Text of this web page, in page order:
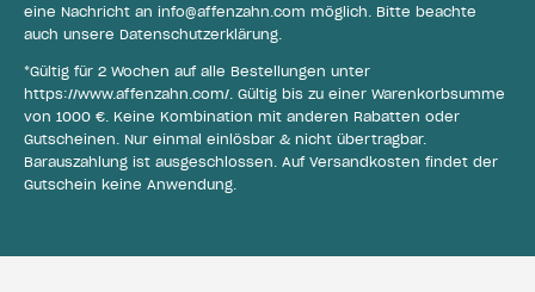
eine Nachricht an info@affenzahn.com möglich. Bitte beachte
auch unsere Datenschutzerklärung.
*Gültig für 2 Wochen auf alle Bestellungen unter
https://www.affenzahn.com/. Gültig bis zu einer Warenkorbsumme
von 1000 €. Keine Kombination mit anderen Rabatten oder
Gutscheinen. Nur einmal einlösbar & nicht übertragbar.
Barauszahlung ist ausgeschlossen. Auf Versandkosten findet der
Gutschein keine Anwendung.